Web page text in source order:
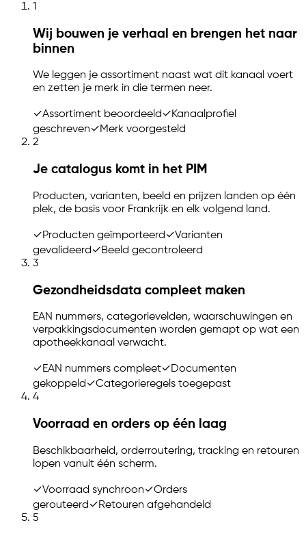
1
Wij bouwen je verhaal en brengen het naar
binnen
We leggen je assortiment naast wat dit kanaal voert
en zetten je merk in die termen neer.
✓Assortiment beoordeeld✓Kanaalprofiel
geschreven✓Merk voorgesteld
2
Je catalogus komt in het PIM
Producten, varianten, beeld en prijzen landen op één
plek, de basis voor Frankrijk en elk volgend land.
✓Producten geïmporteerd ✓Varianten
gevalideerd ✓Beeld gecontroleerd
3
Gezondheidsdata compleet maken
EAN nummers, categorievelden, waarschuwingen en
verpakkingsdocumenten worden gemapt op wat een
apotheekkanaal verwacht.
✓EAN nummers compleet✓Documenten
gekoppeld✓Categorieregels toegepast
4
Voorraad en orders op één laag
Beschikbaarheid, orderroutering, tracking en retouren
lopen vanuit één scherm.
✓Voorraad synchroon✓Orders
gerouteerd ✓Retouren afgehandeld
5